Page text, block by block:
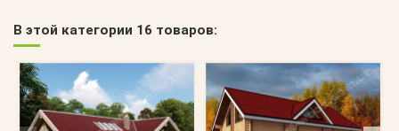
В этой категории 16 товаров: